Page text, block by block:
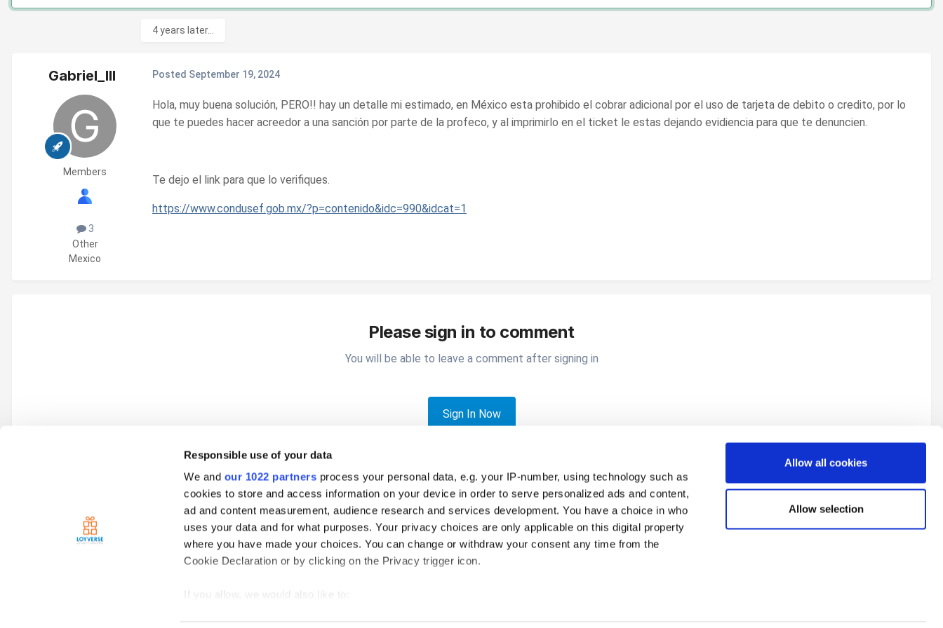
Responsible use of your data
We and our 1022 partners process your personal data, e.g. your IP-number, using technology such as
cookies to store and access information on your device in order to serve personalized ads and content,
ad and content measurement, audience research and services development. You have a choice in who
uses your data and for what purposes. Your privacy choices are only applicable on this digital property
where you have made your choices. You can change or withdraw your consent any time from the
Cookie Declaration or by clicking on the Privacy trigger icon.
If you allow, we would also like to:
Allow all cookies
Allow selection
4 years later...
Gabriel_III
Members
3
Other
Mexico
Posted September 19, 2024
Hola, muy buena solución, PERO!! hay un detalle mi estimado, en México esta prohibido el cobrar adicional por el uso de tarjeta de debito o credito, por lo
que te puedes hacer acreedor a una sanción por parte de la profeco, y al imprimirlo en el ticket le estas dejando evidiencia para que te denuncien.
Te dejo el link para que lo verifiques.
https://www.condusef.gob.mx/?p=contenido&idc=990&idcat=1
Please sign in to comment
You will be able to leave a comment after signing in
Sign In Now
Spanish Loyverse Punto de Venta Agregar cargo por comision de cobro por tarjeta